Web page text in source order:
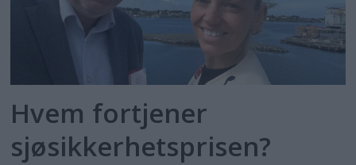
Hvem fortjener
sjøsikkerhetsprisen?